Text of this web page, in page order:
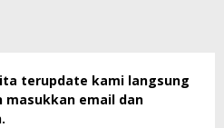
terupdate kami langsung
masukkan email dan